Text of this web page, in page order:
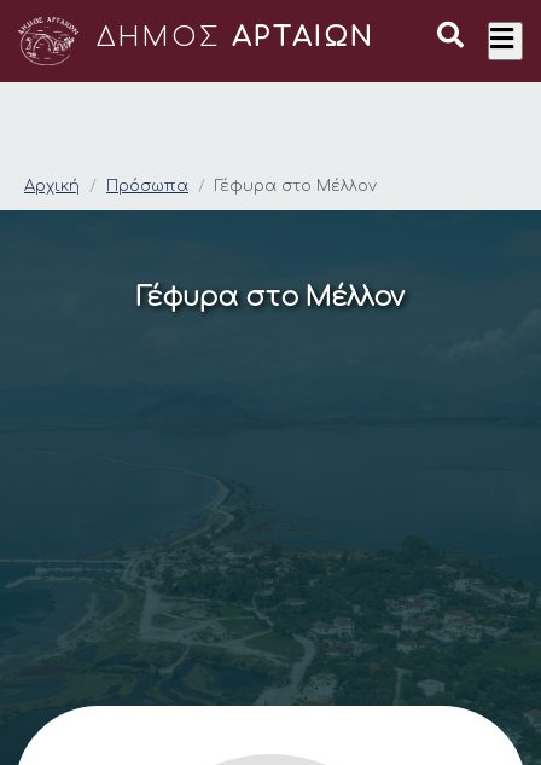
ΔΗΜΟΣ ΑΡΤΑΙΩΝ
Γέφυρα στο Μέλλον
Αρχική Πρόσωπα Γέφυρα στο Μέλλον
Γέφυρα στο Μέλλον